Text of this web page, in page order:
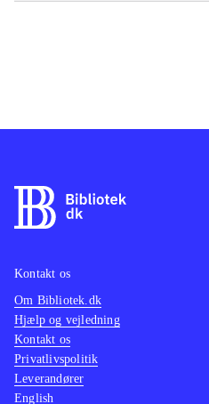
Kontakt os
Om Bibliotek.dk
Hjælp og vejledning
Kontakt os
Privatlivspolitik
Leverandører
English